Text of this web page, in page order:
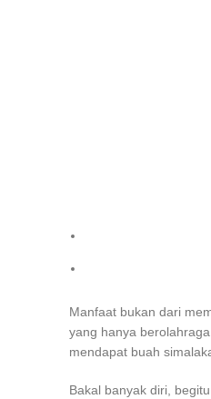
Manfaat bukan dari
yang hanya
mendapat buah
Bakal banyak diri,